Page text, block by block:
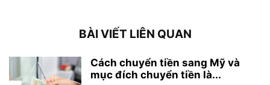
BÀI VIẾT LIÊN QUAN
Cách chuyển tiền sang Mỹ và
mục đích chuyển tiền là...